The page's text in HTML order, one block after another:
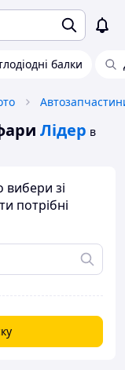
балки
Лідер в
зі
потрібні